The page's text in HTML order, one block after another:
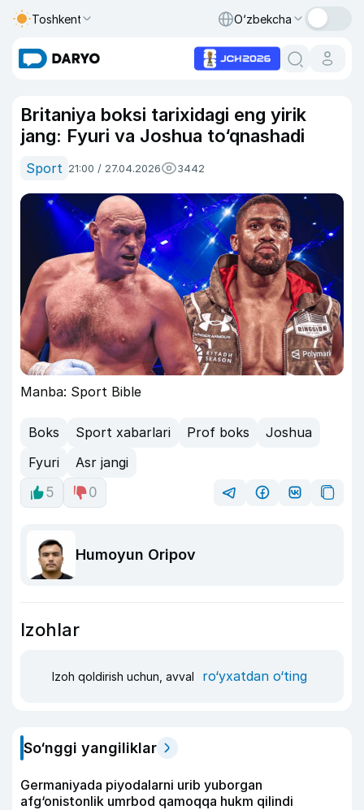
Toshkent O‘zbekcha
Britaniya boksi tarixidagi eng yirik
jang: Fyuri va Joshua to‘qnashadi
Sport 21:00 / 27.04.2026 3442
Manba: Sport Bible
Boks Sport xabarlari Prof boks
Joshua
Fyuri
Asr jangi
5
0
Humoyun Oripov
Izohlar
Izoh qoldirish uchun, avval ro‘yxatdan o‘ting
So‘nggi yangiliklar
Germaniyada piyodalarni urib yuborgan
afg‘onistonlik umrbod qamoqqa hukm qilindi